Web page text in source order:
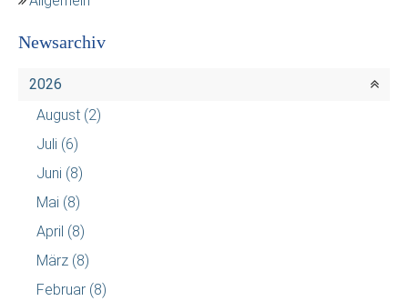
Newsarchiv
2026
August (2)
Juli (6)
Juni (8)
Mai (8)
April (8)
März (8)
Februar (8)